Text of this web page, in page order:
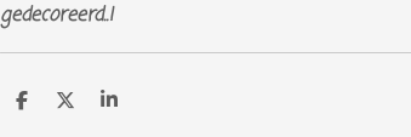
gedecoreerd..!
D D S